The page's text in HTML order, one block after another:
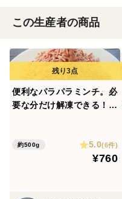
この生産者の商品
便利なパラパラミンチ。必
要な分だけ解凍できる！
約500g 5.0(6件)
¥760